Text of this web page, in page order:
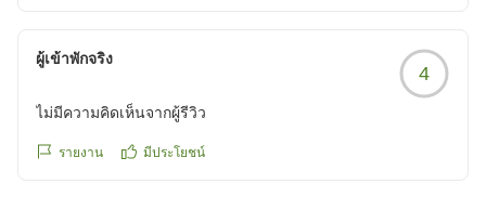
ผู้เข้าพักจริง
4
ไม่มีความคิดเห็นจากผู้รีวิว
รายงาน มีประโยชน์